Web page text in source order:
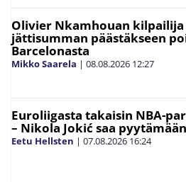
Olivier Nkamhouan
jättisumman päästäkseen
Barcelonasta
Mikko Saarela | 08.08.2026 12:27
Euroliigasta takaisin NBA-
– Nikola Jokić saa
Eetu Hellsten | 07.08.2026 16:24